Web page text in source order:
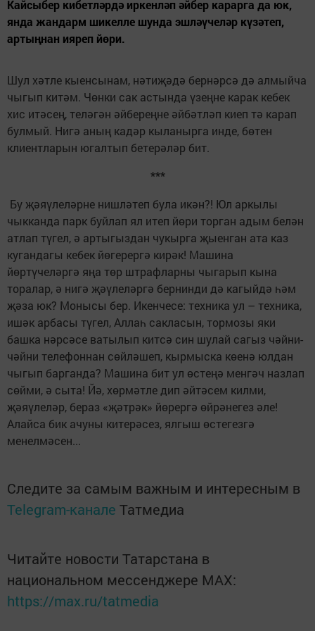
Кайсыбер кибетләрдә иркенләп әйбер карарга да юк,
янда жандарм шикелле шунда эшләүчеләр күзәтеп,
артыңнан ияреп йөри.
Шул хәтле кыенсынам, нәтиҗәдә бернәрсә дә алмыйча
чыгып китәм. Чөнки сак астында үзеңне карак кебек
хис итәсең, теләгән әйбереңне әйбәтләп киеп тә карап
булмый. Нигә аның кадәр кыланырга инде, бөтен
клиентларын югалтып бетерәләр бит.
***
Бу җәяүлеләрне нишләтеп була икән?! Юл аркылы
чыкканда парк буйлап ял итеп йөри торган адым белән
атлап түгел, ә артыгыздан чукырга җыенган ата каз
кугандагы кебек йөгерергә кирәк! Машина
йөртүчеләргә яңа төр штрафларны чыгарып кына
торалар, ә нигә җәүлеләргә бернинди дә кагыйдә һәм
җәза юк? Монысы бер. Икенчесе: техника ул – техника,
ишәк арбасы түгел, Аллаһ сакласын, тормозы яки
башка нәрсәсе ватылып китсә син шулай сагыз чәйни-
чәйни телефоннан сөйләшеп, кырмыска көенә юлдан
чыгып барганда? Машина бит ул өстеңә менгәч назлап
сөйми, ә сыта! Йә, хөрмәтле дип әйтәсем килми,
җәяүлеләр, бераз «җәтрәк» йөрер­гә өйрәнегез әле!
Алайса бик ачуны китерәсез, ялгыш өстегезгә
менелмәсен...
Следите за самым важным и интересным в
Telegram-канале Татмедиа
Читайте новости Татарстана в
национальном мессенджере MАХ:
https://max.ru/tatmedia